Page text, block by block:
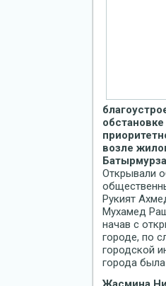
возле
Открывали
Рукият
Мухамед
начав с
городе, по
городской
города